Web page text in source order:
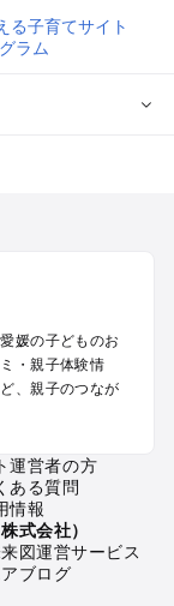
媛の子どものお
・親子体験情
、親子のつなが
運営者の方
ある質問
情報
式会社）
図運営サービス
ブログ